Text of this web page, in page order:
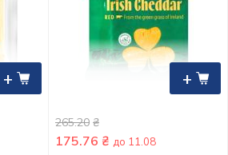
+ +
265.20 ₴
175.76 ₴ до 11.08